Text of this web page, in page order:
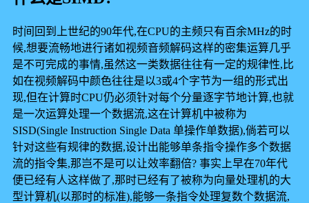
时间回到上世纪的90年代,在CPU的主频只有百余MHz的时
候,想要流畅地进行诸如视频音频解码这样的密集运算几乎
是不可完成的事情,虽然这一类数据往往有一定的规律性,比
如在视频解码中颜色往往是以3或4个字节为一组的形式出
现,但在计算时CPU仍必须针对每个分量逐字节地计算,也就
是一次运算处理一个数据流,这在计算机中被称为
SISD(Single Instruction Single Data 单操作单数据),倘若可以
针对这些有规律的数据,设计出能够单条指令操作多个数据
流的指令集,那岂不是可以让效率翻倍? 事实上早在70年代
便已经有人这样做了,那时已经有了被称为向量处理机的大
型计算机(以那时的标准),能够一条指令处理复数个数据流,